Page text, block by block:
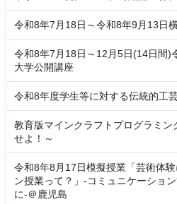
令和8年7月18日～令和8年9月13日
令和8年7月18日～12月5日(14日間)
大学公開講座
令和8年度学生等に対する伝統的工
教育版マインクラフトプログラミ
せよ！～
令和8年8月17日模擬授業「芸術体
ン授業って？」-コミュニケーショ
に-＠鹿児島